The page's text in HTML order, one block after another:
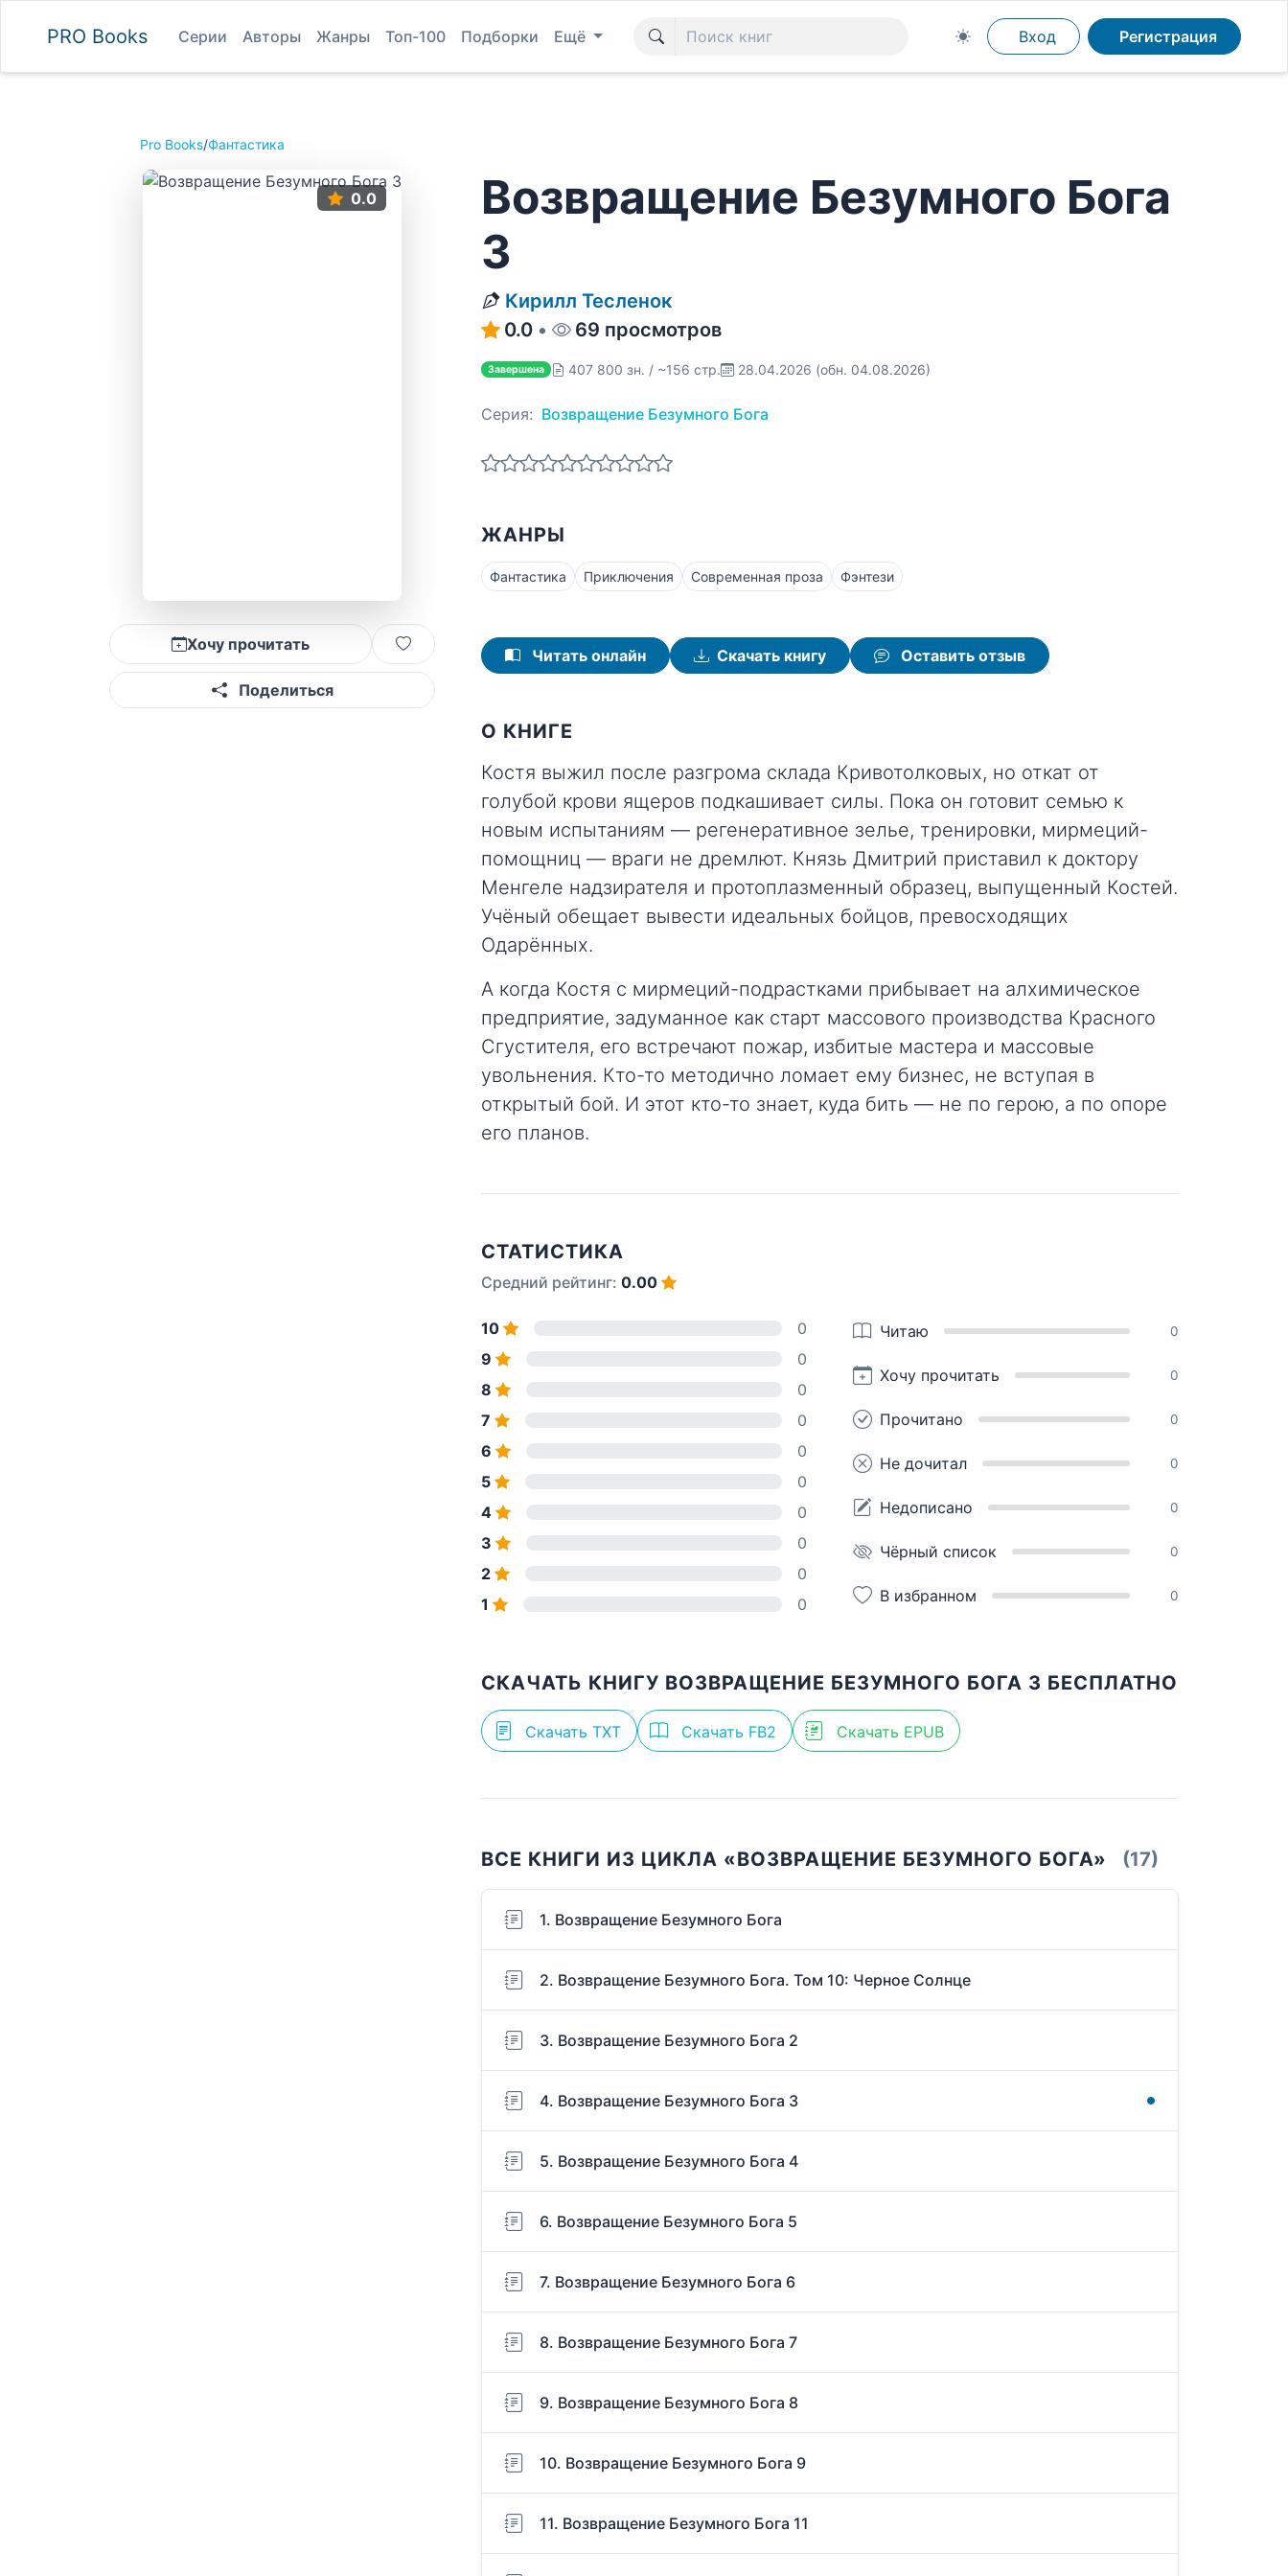
PRO Books Серии Авторы Жанры Топ-100 Подборки Ещё Вход Регистрация
Pro Books/Фантастика
0.0
Хочу прочитать
Поделиться
Возвращение Безумного Бога
3
Кирилл Тесленок
0.0 • 69 просмотров
Завершена 407 800 зн. / ~156 стр. 28.04.2026 (обн. 04.08.2026)
Серия: Возвращение Безумного Бога
ЖАНРЫ
Фантастика Приключения Современная проза Фэнтези
Читать онлайн Скачать книгу Оставить отзыв
О КНИГЕ
Костя выжил после разгрома склада Кривотолковых, но откат от
голубой крови ящеров подкашивает силы. Пока он готовит семью к
новым испытаниям — регенеративное зелье, тренировки, мирмеций-
помощниц — враги не дремлют. Князь Дмитрий приставил к доктору
Менгеле надзирателя и протоплазменный образец, выпущенный Костей.
Учёный обещает вывести идеальных бойцов, превосходящих
Одарённых.
А когда Костя с мирмеций-подрастками прибывает на алхимическое
предприятие, задуманное как старт массового производства Красного
Сгустителя, его встречают пожар, избитые мастера и массовые
увольнения. Кто-то методично ломает ему бизнес, не вступая в
открытый бой. И этот кто-то знает, куда бить — не по герою, а по опоре
его планов.
СТАТИСТИКА
Средний рейтинг: 0.00
10
0
9
0
8
0
7
0
6
0
5
0
4
0
3
0
2
0
1
0
Читаю 0
Хочу прочитать 0
Прочитано 0
Не дочитал 0
Недописано 0
Чёрный список 0
В избранном 0
СКАЧАТЬ КНИГУ ВОЗВРАЩЕНИЕ БЕЗУМНОГО БОГА 3 БЕСПЛАТНО
Скачать TXT Скачать FB2 Скачать EPUB
ВСЕ КНИГИ ИЗ ЦИКЛА «ВОЗВРАЩЕНИЕ БЕЗУМНОГО БОГА» (17)
1. Возвращение Безумного Бога
2. Возвращение Безумного Бога. Том 10: Черное Солнце
3. Возвращение Безумного Бога 2
4. Возвращение Безумного Бога 3
5. Возвращение Безумного Бога 4
6. Возвращение Безумного Бога 5
7. Возвращение Безумного Бога 6
8. Возвращение Безумного Бога 7
9. Возвращение Безумного Бога 8
10. Возвращение Безумного Бога 9
11. Возвращение Безумного Бога 11